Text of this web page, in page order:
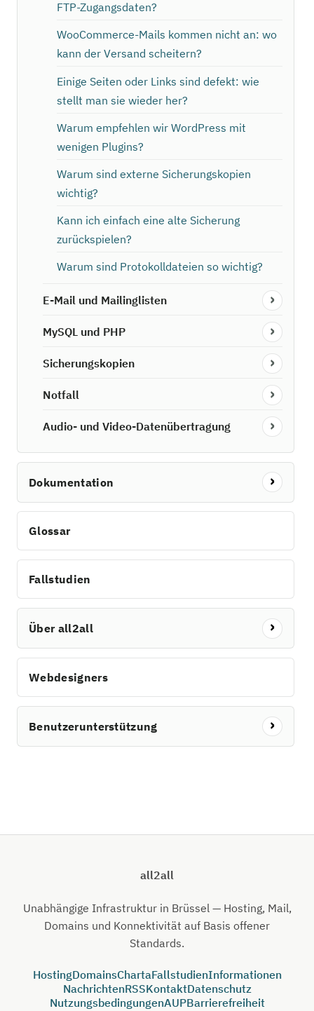
FTP-Zugangsdaten?
WooCommerce-Mails kommen nicht an: wo
kann der Versand scheitern?
Einige Seiten oder Links sind defekt: wie
stellt man sie wieder her?
Warum empfehlen wir WordPress mit
wenigen Plugins?
Warum sind externe Sicherungskopien
wichtig?
Kann ich einfach eine alte Sicherung
zurückspielen?
Warum sind Protokolldateien so wichtig?
E-Mail und Mailinglisten
MySQL und PHP
Sicherungskopien
Notfall
Audio- und Video-Datenübertragung
Dokumentation
Glossar
Fallstudien
Über all2all
Webdesigners
Benutzerunterstützung
all2all
Unabhängige Infrastruktur in Brüssel — Hosting, Mail,
Domains und Konnektivität auf Basis offener
Standards.
HostingDomainsChartaFallstudienInformationen
NachrichtenRSSKontaktDatenschutz
NutzungsbedingungenAUPBarrierefreiheit